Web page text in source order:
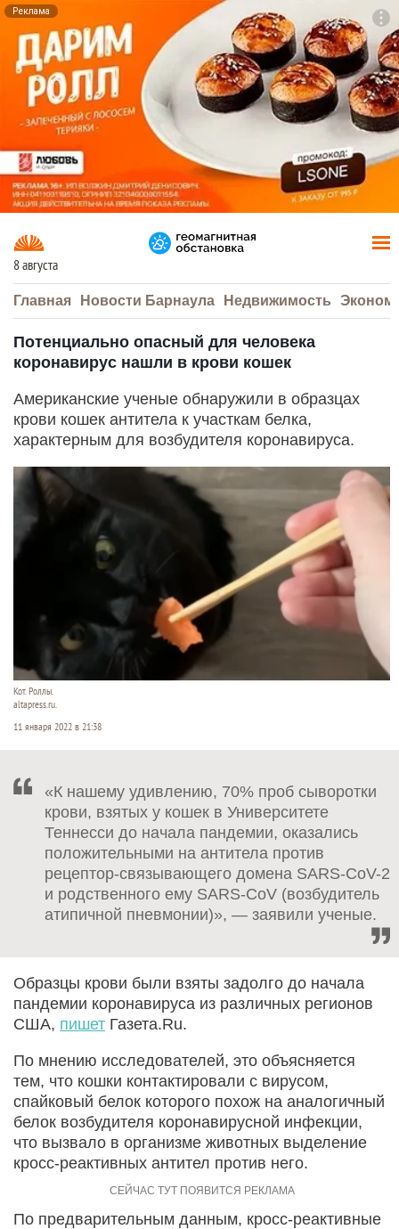
Реклама
8 августа
Главная Новости Барнаула Недвижимость
Потенциально опасный для человека
коронавирус нашли в крови кошек
Американские ученые обнаружили в образцах
крови кошек антитела к участкам белка,
характерным для возбудителя коронавируса.
Кот. Роллы.
altapress.ru.
11 января 2022 в 21:38
«К нашему удивлению, 70% проб сыворотки
крови, взятых у кошек в Университете
Теннесси до начала пандемии, оказались
положительными на антитела против
рецептор-связывающего домена SARS-CoV-2
и родственного ему SARS-CoV (возбудитель
атипичной пневмонии)», — заявили ученые.
Образцы крови были взяты задолго до начала
пандемии коронавируса из различных регионов
США, пишет Газета.Ru.
По мнению исследователей, это объясняется
тем, что кошки контактировали с вирусом,
спайковый белок которого похож на аналогичный
белок возбудителя коронавирусной инфекции,
что вызвало в организме животных выделение
кросс-реактивных антител против него.
По предварительным данным, кросс-реактивные